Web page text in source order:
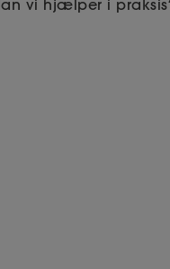
vi hjælper i